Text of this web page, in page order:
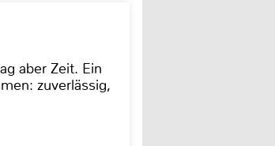
aber Zeit. Ein
zuverlässig,